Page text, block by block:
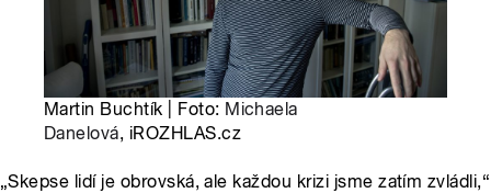
Martin Buchtík | Foto: Michaela
Danelová, iROZHLAS.cz
„Skepse lidí je obrovská, ale každou krizi jsme zatím zvládli,“